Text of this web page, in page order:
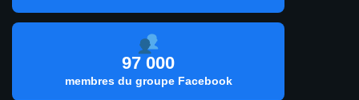
97 000
membres du groupe Facebook